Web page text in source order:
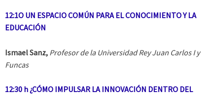
12:1O UN ESPACIO COMÚN PARA EL CONOCIMIENTO Y LA
EDUCACIÓN
Ismael Sanz, Profesor de la Universidad Rey Juan Carlos I y
Funcas
12:30 h¿CÓMO IMPULSAR LA INNOVACIÓN DENTRO DEL